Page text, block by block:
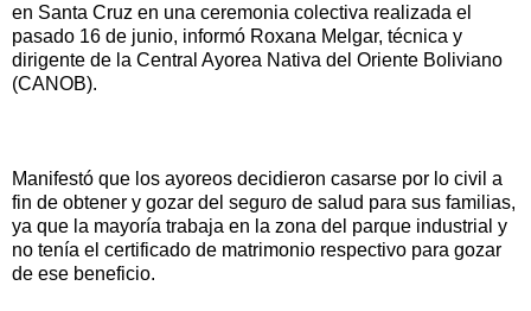
en Santa Cruz en una ceremonia colectiva realizada el
pasado 16 de junio, informó Roxana Melgar, técnica y
dirigente de la Central Ayorea Nativa del Oriente Boliviano
(CANOB).
Manifestó que los ayoreos decidieron casarse por lo civil a
fin de obtener y gozar del seguro de salud para sus familias,
ya que la mayoría trabaja en la zona del parque industrial y
no tenía el certificado de matrimonio respectivo para gozar
de ese beneficio.